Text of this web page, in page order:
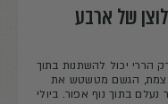
של ארבע
הררי יכול להשתנות בתוך
הגשם מטשטש את
בתוך נוף אפור. ביולי